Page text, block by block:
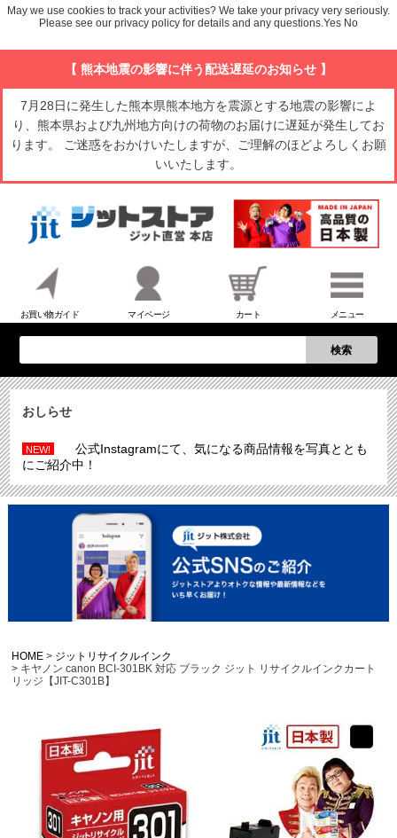
【 熊本地震の影響に伴う配送遅延のお知らせ 】
7月28日に発生した熊本県熊本地方を震源とする地震の影響によ
り、熊本県および九州地方向けの荷物のお届けに遅延が発生してお
ります。 ご迷惑をおかけいたしますが、ご理解のほどよろしくお願
いいたします。
お買い物ガイド マイページ カート メニュー
検索
おしらせ
NEW!
公式Instagramにて、気になる商品情報を写真ととも
にご紹介中！
HOME
ジットリサイクルインク
キヤノン canon BCI-301BK 対応 ブラック ジット リサイクルインクカート
リッジ【JIT-C301B】
May we use cookies to track your activities? We take your privacy very seriously.
Please see our privacy policy for details and any questions.Yes No